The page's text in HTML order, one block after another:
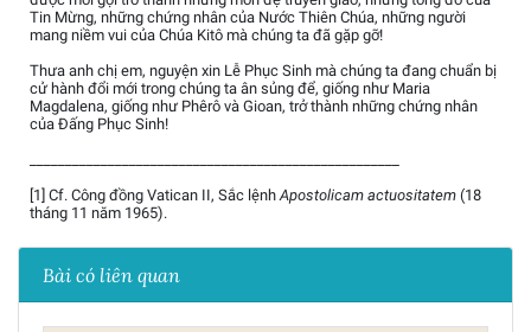
Tin Mừng, những chứng nhân của Nước Thiên Chúa, những người
mang niềm vui của Chúa Kitô mà chúng ta đã gặp gỡ!
Thưa anh chị em, nguyện xin Lễ Phục Sinh mà chúng ta đang chuẩn bị
cử hành đổi mới trong chúng ta ân sủng để, giống như Maria
Magdalena, giống như Phêrô và Gioan, trở thành những chứng nhân
của Đấng Phục Sinh!
[1] Cf. Công đồng Vatican II, Sắc lệnhApostolicam actuositatem (18
tháng 11 năm 1965).
Bài có liên quan